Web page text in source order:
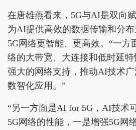
在唐雄燕看来，5G与AI是双向
为AI提供高效的数据传输和分
5G网络更智能、更高效。“一方
络的大带宽、大连接和低时延
强大的网络支持，推动AI技术
数智化应用。”
“另一方面是AI for 5G，AI技术
5G网络的性能，一是增强5G网